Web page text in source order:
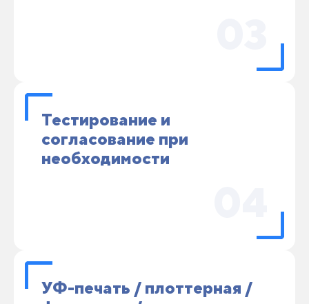
Тестирование и
согласование при
необходимости
УФ-печать / плоттерная /